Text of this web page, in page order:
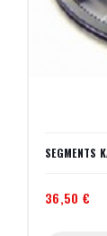
SEGMENTS
36,50 €